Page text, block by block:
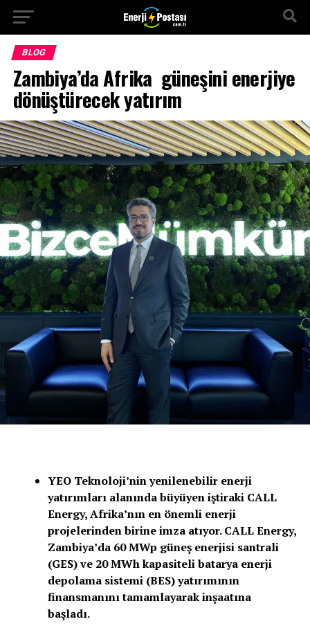
BLOG
Zambiya’da Afrika güneşini enerjiye
dönüştürecek yatırım
YEO Teknoloji’nin yenilenebilir enerji
yatırımları alanında büyüyen iştiraki CALL
Energy, Afrika’nın en önemli enerji
projelerinden birine imza atıyor. CALL Energy,
Zambiya’da 60 MWp güneş enerjisi santrali
(GES) ve 20 MWh kapasiteli batarya enerji
depolama sistemi (BES) yatırımının
finansmanını tamamlayarak inşaatına
başladı.